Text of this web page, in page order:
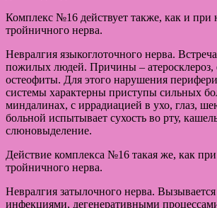
Комплекс №16 действует также, как и при
тройничного нерва.
Невралгия языкоглоточного нерва.
пожилых людей. Причины – атеросклероз,
остеофиты. Для этого нарушения
системы характерны приступы сильных
миндалинах, с иррадиацией в ухо, глаз,
больной испытывает сухость во рту,
слюновыделение.
Действие комплекса №16 такая же, как
тройничного нерва.
Невралгия затылочного нерва.
инфекциями, дегенеративными